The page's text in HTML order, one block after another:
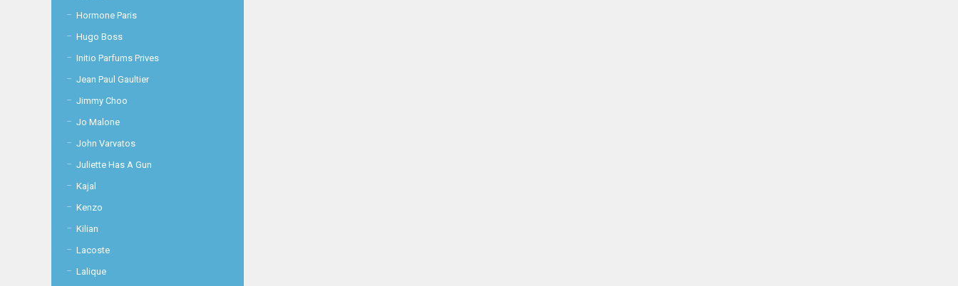
Hormone Paris
Hugo Boss
Initio Parfums Prives
Jean Paul Gaultier
Jimmy Choo
Jo Malone
John Varvatos
Juliette Has A Gun
Kajal
Kenzo
Kilian
Lacoste
Lalique